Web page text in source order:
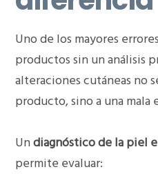
Uno de los mayores
productos sin un análisis
alteraciones cutáneas no
producto, sino a una
Undiagnóstico de la piel
permite evaluar: